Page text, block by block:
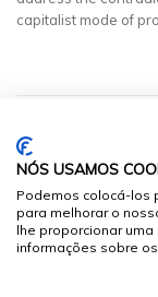
capitalist mode of
NÓS USAMOS
Podemos colocá-los
para melhorar o
lhe proporcionar
informações sobre